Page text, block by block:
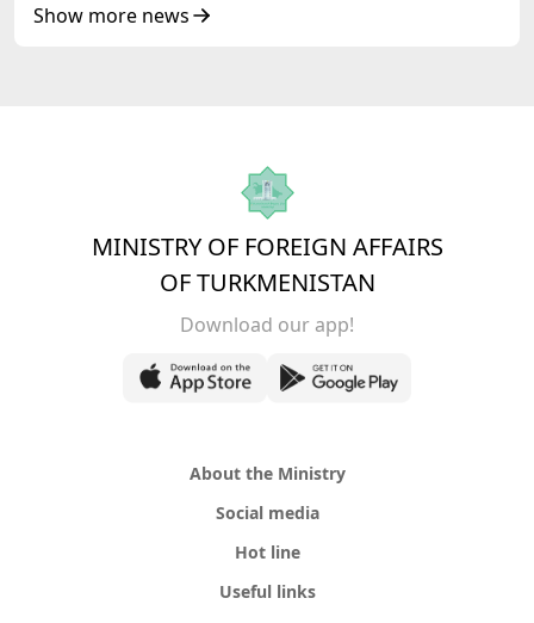
Show more news
MINISTRY OF FOREIGN AFFAIRS
OF TURKMENISTAN
Download our app!
About the Ministry
Social media
Hot line
Useful links